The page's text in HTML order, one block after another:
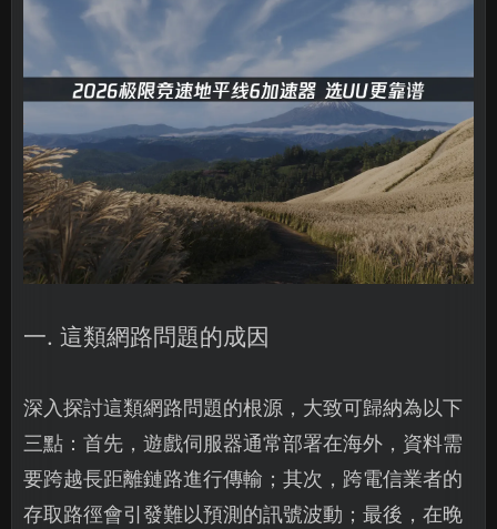
一. 這類網路問題的成因
深入探討這類網路問題的根源，大致可歸納為以下
三點：首先，遊戲伺服器通常部署在海外，資料需
要跨越長距離鏈路進行傳輸；其次，跨電信業者的
存取路徑會引發難以預測的訊號波動；最後，在晚